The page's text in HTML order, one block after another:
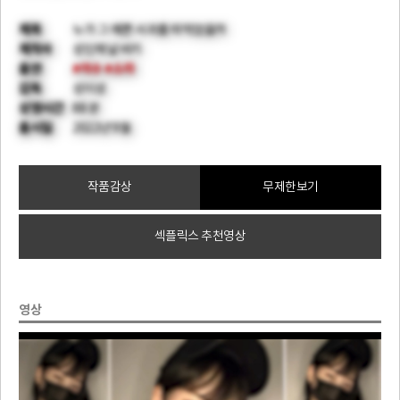
제목 누가 그 예쁜 사과를 따먹었을까
제작사 성인채널 비키
출연 #이수#소라
감독
성이성
상영시간 88 분
출시일 2022년 9월
작품감상 무제한보기
섹플릭스 추천영상
영상